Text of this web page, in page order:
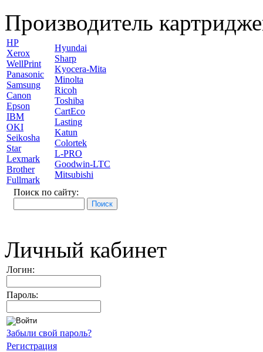
Производитель
HP
Xerox
WellPrint
Panasonic
Samsung
Canon
Epson
IBM
OKI
Seikosha
Star
Lexmark
Brother
Fullmark
Hyundai
Sharp
Kyocera-Mita
Minolta
Ricoh
Toshiba
CartEco
Lasting
Katun
Colortek
L-PRO
Goodwin-LTC
Mitsubishi
Поиск по сайту:
Личный кабинет
Логин:
Пароль:
Забыли свой пароль?
Регистрация